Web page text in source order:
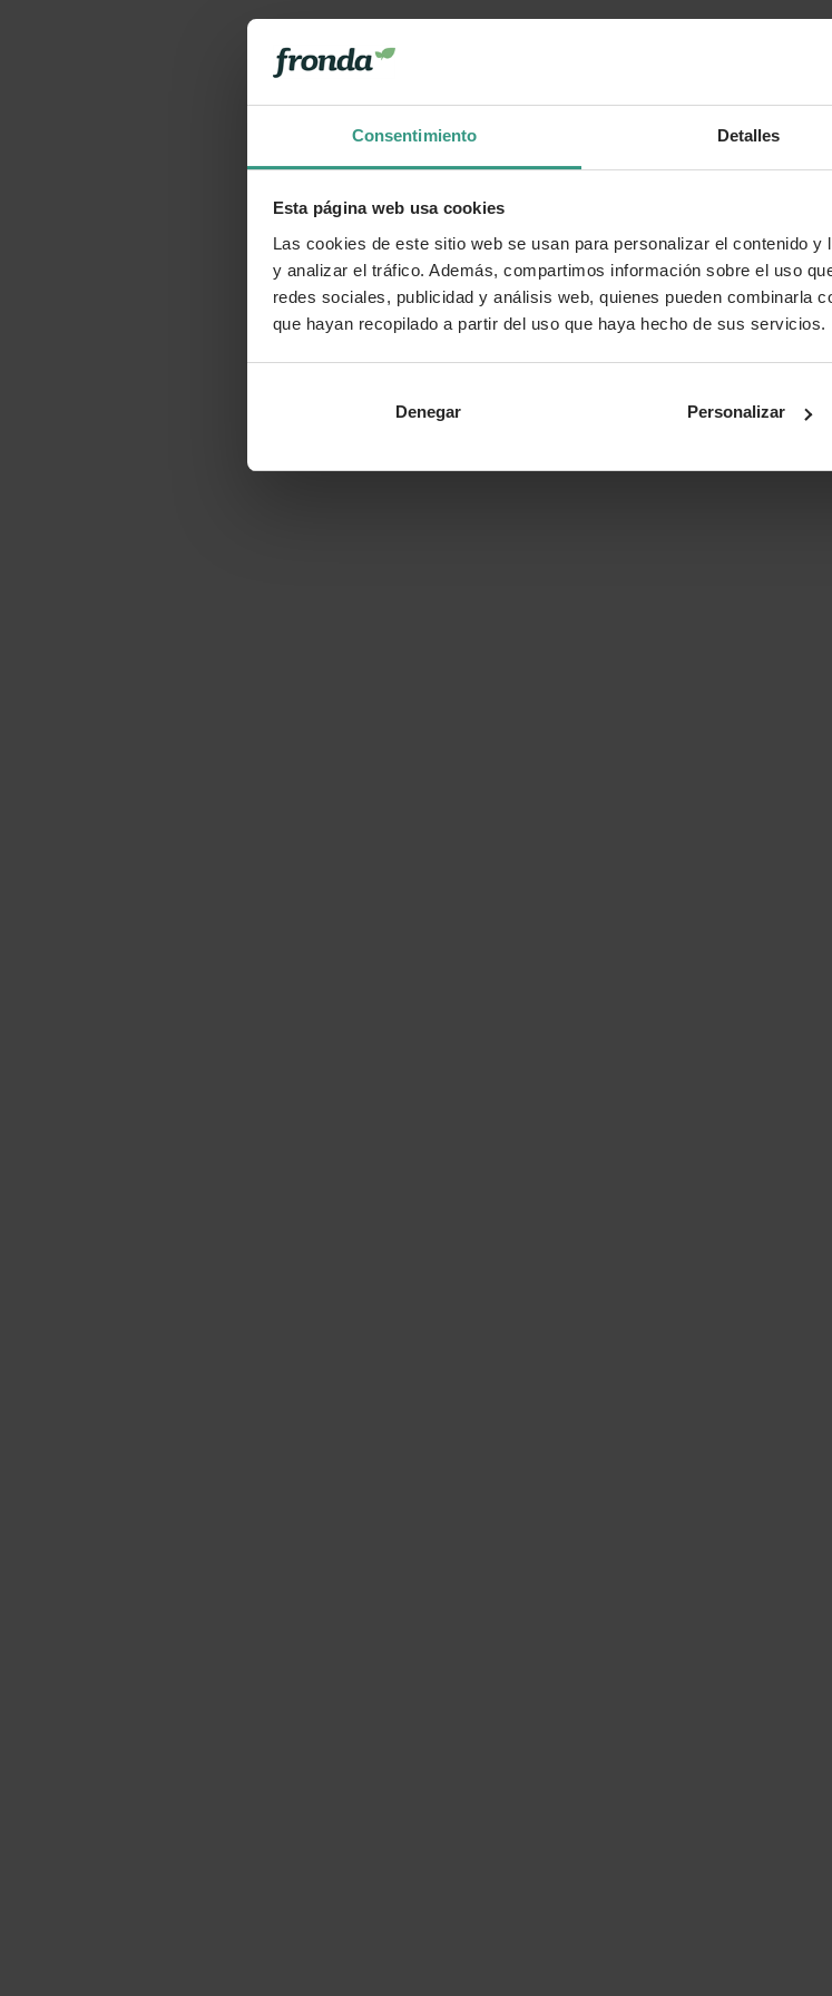
Consentimiento Detalles
Esta página web usa cookies
Las cookies de este sitio web se usan para personalizar el contenido
y analizar el tráfico. Además, compartimos información sobre el uso
redes sociales, publicidad y análisis web, quienes pueden combinarla
que hayan recopilado a partir del uso que haya hecho de sus servicios.
Denegar Personalizar